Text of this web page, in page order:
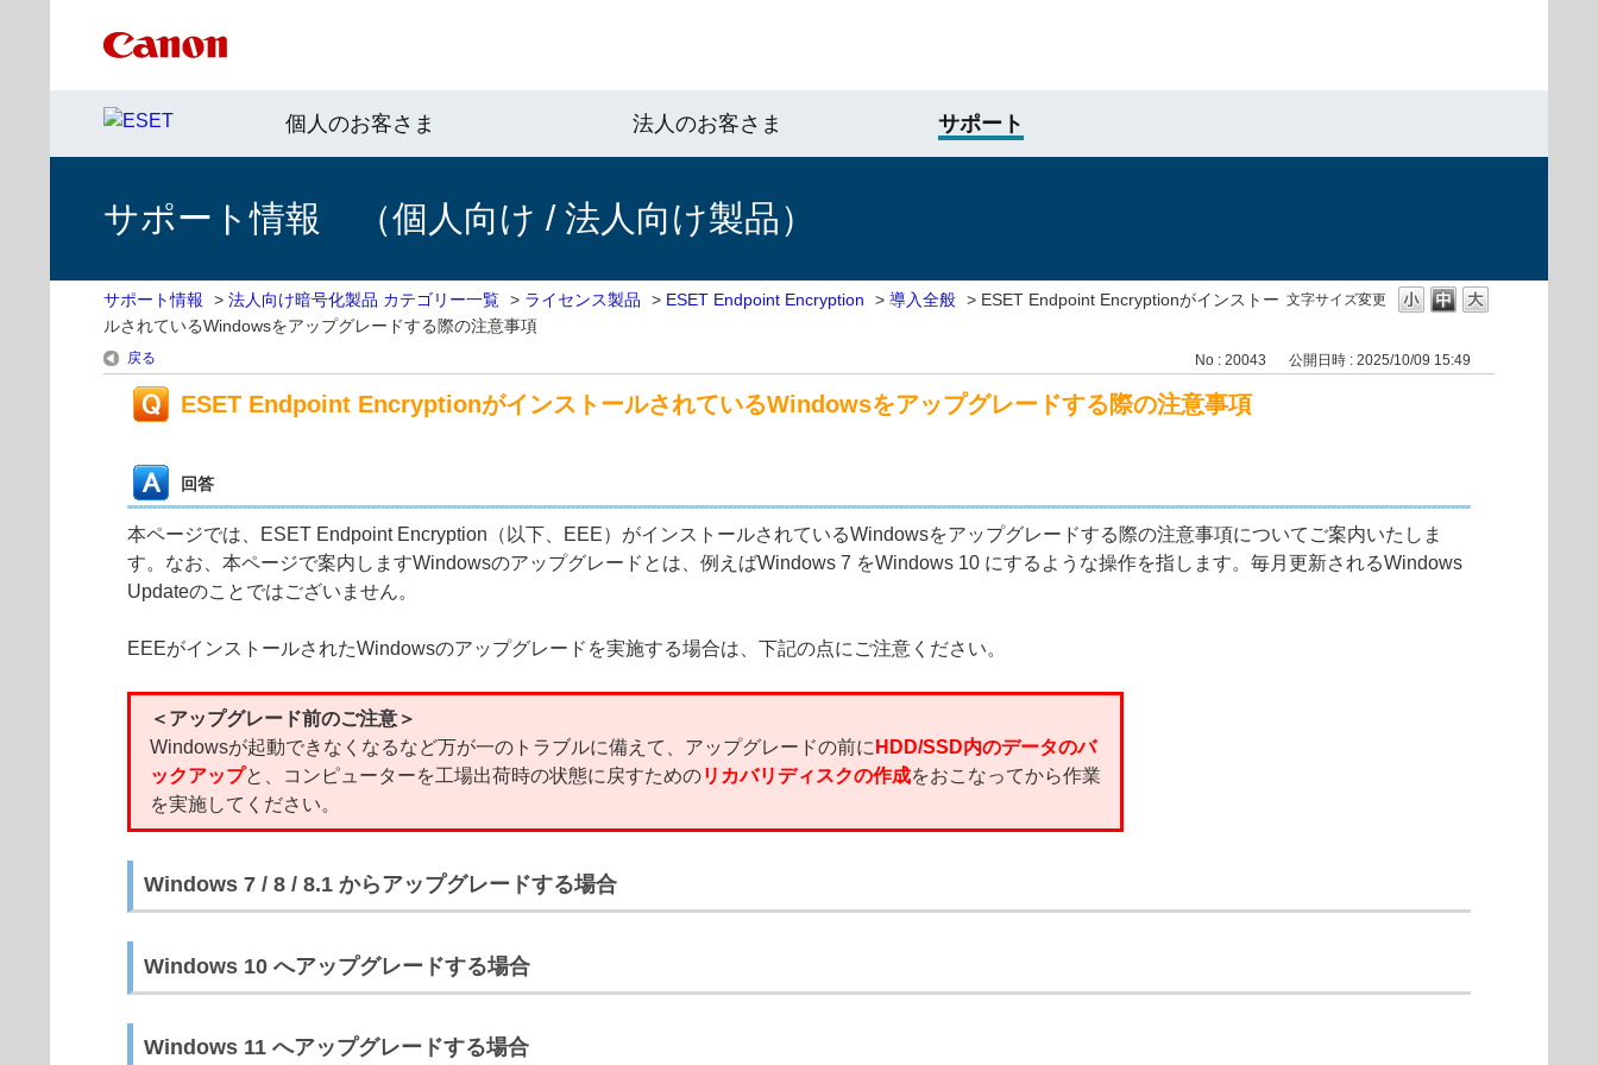
個人のお客さま 法人のお客さま サポート
サポート情報 （個人向け / 法人向け製品）
文字サイズ変更
サポート情報 > 法人向け暗号化製品 カテゴリー一覧 > ライセンス製品 > ESET Endpoint Encryption > 導入全般 > ESET Endpoint Encryptionがインストー
ルされているWindowsをアップグレードする際の注意事項
戻る No : 20043 公開日時 : 2025/10/09 15:49
ESET Endpoint EncryptionがインストールされているWindowsをアップグレードする際の注意事項
回答
本ページでは、ESET Endpoint Encryption（以下、EEE）がインストールされているWindowsをアップグレードする際の注意事項についてご案内いたしま
す。なお、本ページで案内しますWindowsのアップグレードとは、例えばWindows 7 をWindows 10 にするような操作を指します。毎月更新されるWindows
Updateのことではございません。
EEEがインストールされたWindowsのアップグレードを実施する場合は、下記の点にご注意ください。
＜アップグレード前のご注意＞
Windowsが起動できなくなるなど万が一のトラブルに備えて、アップグレードの前に HDD/SSD内のデータのバ
ックアップと、コンピューターを工場出荷時の状態に戻すためのリカバリディスクの作成をおこなってから作業
を実施してください。
Windows 7 / 8 / 8.1 からアップグレードする場合
Windows 10 へアップグレードする場合
Windows 11 へアップグレードする場合